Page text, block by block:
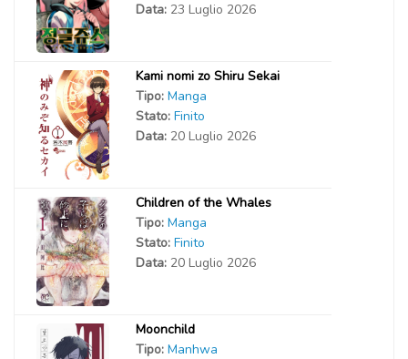
Data: 23 Luglio 2026
Kami nomi zo Shiru Sekai
Tipo: Manga
Stato: Finito
Data: 20 Luglio 2026
Children of the Whales
Tipo: Manga
Stato: Finito
Data: 20 Luglio 2026
Moonchild
Tipo: Manhwa